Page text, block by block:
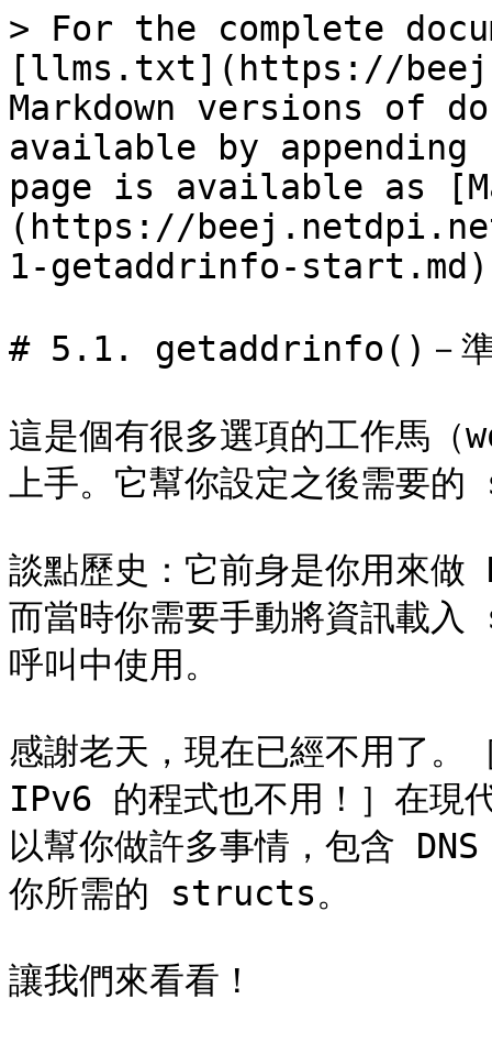
> For the complete
[llms.txt](https://
Markdown versions of
available by
page is available as
(https://
1-getaddrinfo-
# 5.1. getaddrinfo()－準
這是個有很多選項的工作馬
上手。它幫你設定之後需要
談點歷史：它前身是你用來
而當時你需要手動將資訊
呼叫中使用。
感謝老天，現在已經不用了
IPv6 的程式也不用！］在
以幫你做許多事情，包含
你所需的 structs。
讓我們來看看！